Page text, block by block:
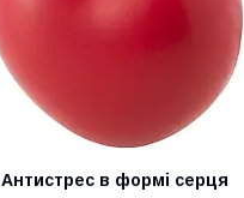
Антистрес в формі серця